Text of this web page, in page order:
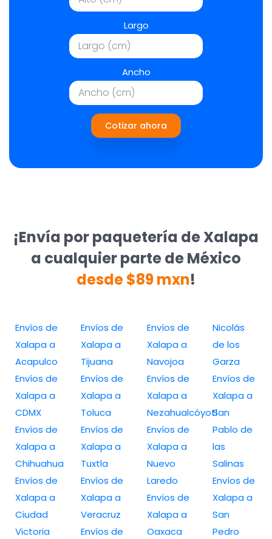
Largo
Ancho
Cotizar ahora
¡Envía por paquetería de Xalapa
a cualquier parte de México
desde $89 mxn!
Envíos de
Xalapa a
Acapulco
Envíos de
Xalapa a
CDMX
Envíos de
Xalapa a
Chihuahua
Envíos de
Xalapa a
Ciudad
Victoria
Envíos de
Xalapa a
Tijuana
Envíos de
Xalapa a
Toluca
Envíos de
Xalapa a
Tuxtla
Envíos de
Xalapa a
Veracruz
Envíos de
Envíos de
Xalapa a
Navojoa
Envíos de
Xalapa a
Nezahualcóyotl
Envíos de
Xalapa a
Nuevo
Laredo
Envíos de
Xalapa a
Oaxaca
Nicolás
de los
Garza
Envíos de
Xalapa a
San
Pablo de
las
Salinas
Envíos de
Xalapa a
San
Pedro